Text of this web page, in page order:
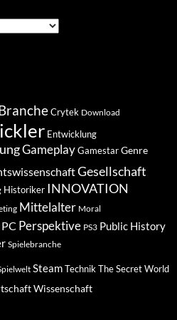
Crytek Download
Entwicklung
Gameplay Gamestar Genre
Gesellschaft
Historiker INNOVATION
Mittelalter Moral
PC Perspektive PS3 Public History
Spielebranche
Steam Technik The Secret World
Wissenschaft